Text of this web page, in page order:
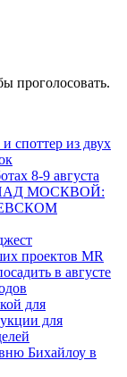
проголосовать.
споттер из двух
8-9 августа
МОСКВОЙ:
проектов MR
в августе
для
для
Бихайлоу в